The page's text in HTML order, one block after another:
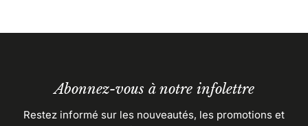
Abonnez-vous à notre infolettre
Restez informé sur les nouveautés, les promotions et